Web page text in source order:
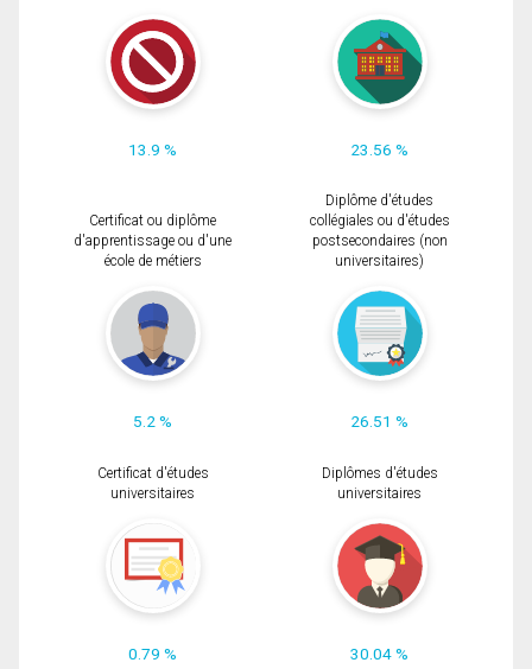
13.9 % 23.56 %
Certificat ou diplôme
d'apprentissage ou d'une
école de métiers
5.2 %
Diplôme d'études
collégiales ou d'études
postsecondaires (non
universitaires)
26.51 %
Certificat d'études
universitaires
0.79 %
Diplômes d'études
universitaires
30.04 %